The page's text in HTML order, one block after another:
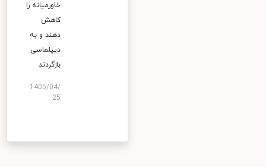
خاورمیانه را
کاهش
دهند و به
دیپلماسی
بازگردند
1405/04/
25